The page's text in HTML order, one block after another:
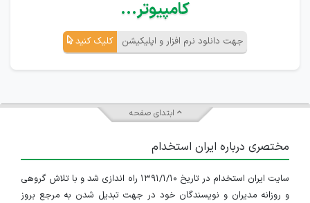
کامپیوتر...
جهت دانلود نرم افزار و اپلیکیشن کلیک کنید
ابتدای صفحه
مختصری درباره ایران استخدام
سایت ایران استخدام در تاریخ ۱۳۹۱/۱/۱۰ راه اندازی شد و با تلاش گروهی
و روزانه مدیران و نویسندگان خود در جهت تبدیل شدن به مرجع بروز